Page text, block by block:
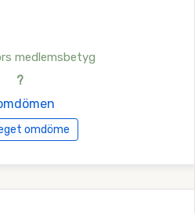
medlemsbetyg
?
omdöme